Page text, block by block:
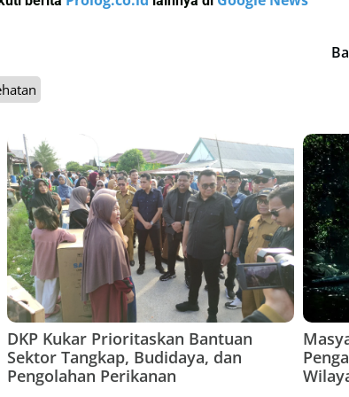
DKP Kukar Prioritaskan Bantuan
Sektor Tangkap, Budidaya, dan
Pengolahan Perikanan